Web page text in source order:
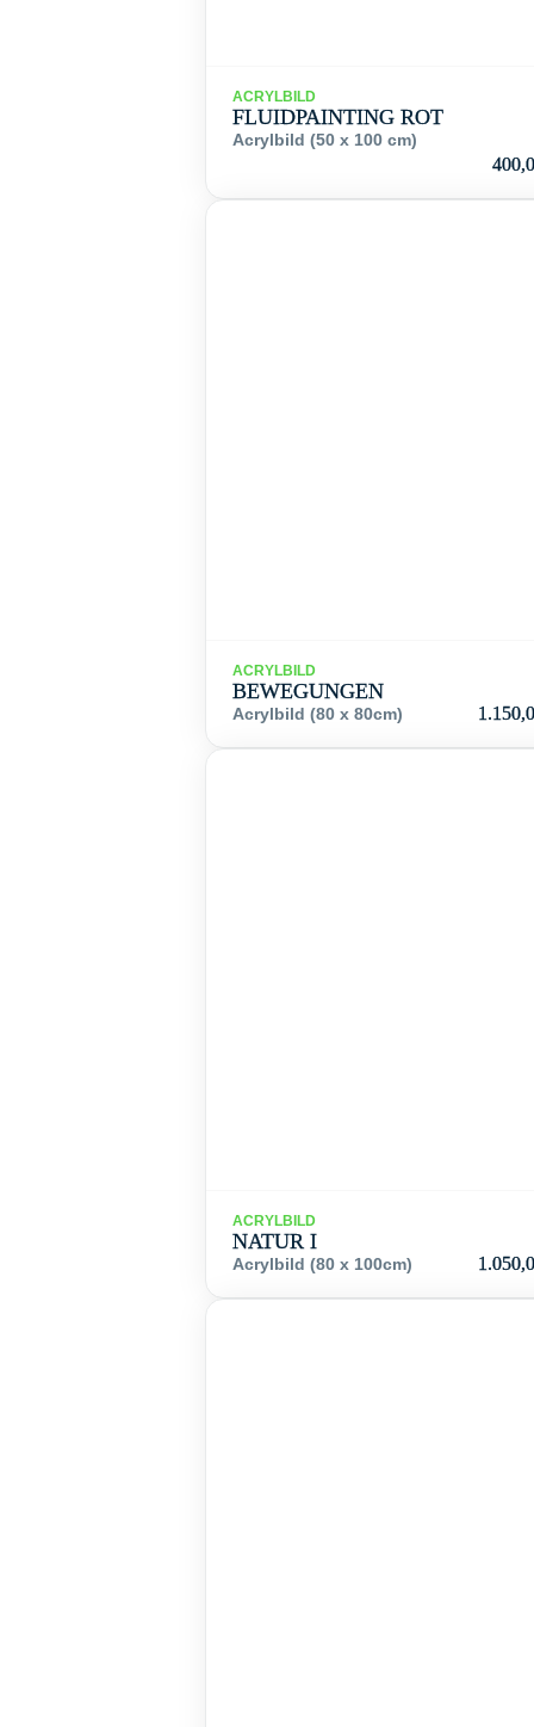
ACRYLBILD
FLUIDPAINTING ROT
Acrylbild (50 x 100 cm)
ACRYLBILD
BEWEGUNGEN
Acrylbild (80 x 80cm)
ACRYLBILD
NATUR I
Acrylbild (80 x 100cm)